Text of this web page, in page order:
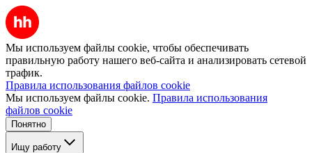
Мы используем файлы cookie, чтобы обеспечивать
правильную работу нашего веб-сайта и анализировать сетевой
трафик.
Правила использования файлов cookie
Мы используем файлы cookie. Правила использования
файлов cookie
Понятно
Ищу работу